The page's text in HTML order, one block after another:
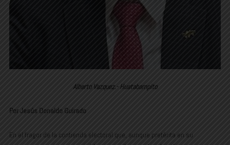
Alberto Vazquez.- Huatabampito
Por Jesús Donaldo Guirado
En el fragor de la contienda electoral que, aunque pretérita en su